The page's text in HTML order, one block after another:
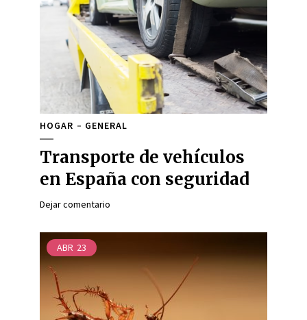
HOGAR GENERAL
Transporte de vehículos
en España con seguridad
Dejar comentario
ABR 23